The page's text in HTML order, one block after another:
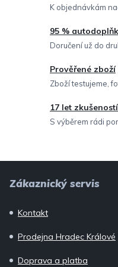
K objednávkám
95 %
Doručení už do
Prověřené zboží
Zboží testujeme,
17 let
S výběrem rádi
Zákaznický servis
Kontakt
Prodejna Hradec Králové
Doprava a platba